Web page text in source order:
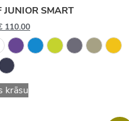
SMART
110.00
krāsu